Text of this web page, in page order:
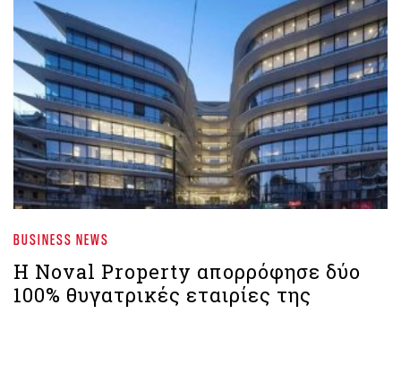
BUSINESS NEWS
Η Noval Property απορρόφησε δύο
100% θυγατρικές εταιρίες της